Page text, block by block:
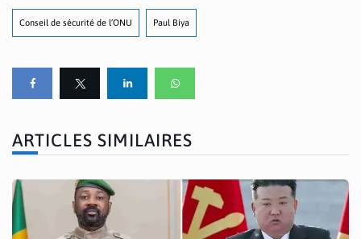
Conseil de sécurité de l’ONU Paul Biya
ARTICLES SIMILAIRES